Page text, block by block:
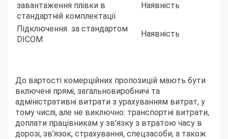
завантаження плівки в
стандартній комплектації
Наявність
Підключення за стандартом
DICOM
Наявність
До вартості комерційних пропозицій мають бути
включені прямі, загальновиробничі та
адміністративні витрати з урахуванням витрат, у
тому числі, але не виключно: транспортні витрати,
доплати працівникам у зв’язку з втратою часу в
дорозі, зв’язок, страхування, спецзасоби, а також